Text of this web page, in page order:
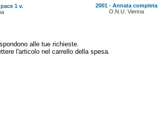
1 v.
2001 - Annata completa
O.N.U. Vienna
alle tue richieste.
l'articolo nel carrello della spesa.